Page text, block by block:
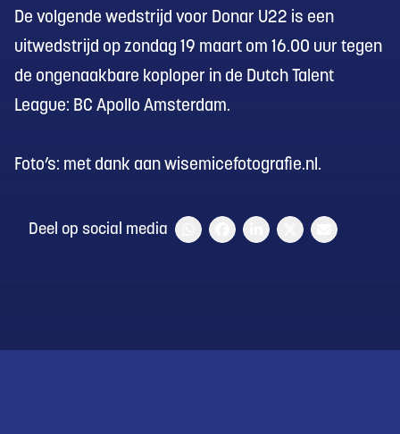
De volgende wedstrijd voor Donar U22 is een
uitwedstrijd op zondag 19 maart om 16.00 uur tegen
de ongenaakbare koploper in de Dutch Talent
League: BC Apollo Amsterdam.
Foto’s: met dank aan wisemicefotografie.nl.
Deel op social media